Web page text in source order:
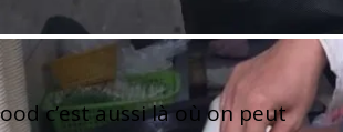
c’est aussi là où on peut